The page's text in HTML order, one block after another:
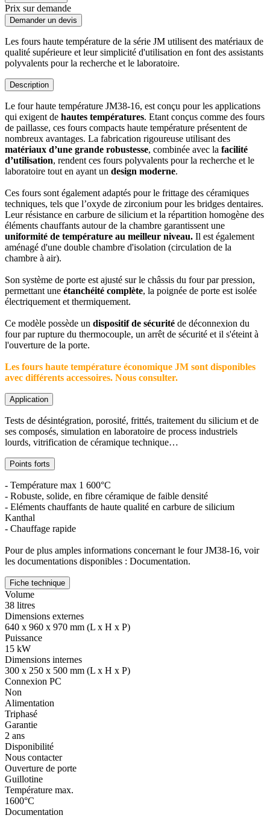
Prix sur demande
Demander un devis
Les fours haute température de la série JM utilisent des matériaux de
qualité supérieure et leur simplicité d'utilisation en font des assistants
polyvalents pour la recherche et le laboratoire.
Description
Le four haute température JM38-16, est conçu pour les applications
qui exigent de hautes températures. Etant conçus comme des fours
de paillasse, ces fours compacts haute température présentent de
nombreux avantages. La fabrication rigoureuse utilisant des
matériaux d’une grande robustesse, combinée avec la facilité
d’utilisation, rendent ces fours polyvalents pour la recherche et le
laboratoire tout en ayant un design moderne.
Ces fours sont également adaptés pour le frittage des céramiques
techniques, tels que l’oxyde de zirconium pour les bridges dentaires.
Leur résistance en carbure de silicium et la répartition homogène des
éléments chauffants autour de la chambre garantissent une
uniformité de température au meilleur niveau. Il est également
aménagé d'une double chambre d'isolation (circulation de la
chambre à air).
Son système de porte est ajusté sur le châssis du four par pression,
permettant une étanchéité complète, la poignée de porte est isolée
électriquement et thermiquement.
Ce modèle possède un dispositif de sécurité de déconnexion du
four par rupture du thermocouple, un arrêt de sécurité et il s'éteint à
l'ouverture de la porte.
Les fours haute température économique JM sont disponibles
avec différents accessoires. Nous consulter.
Application
Tests de désintégration, porosité, frittés, traitement du silicium et de
ses composés, simulation en laboratoire de process industriels
lourds, vitrification de céramique technique…
Points forts
- Température max 1 600°C
- Robuste, solide, en fibre céramique de faible densité
- Eléments chauffants de haute qualité en carbure de silicium
Kanthal
- Chauffage rapide
Pour de plus amples informations concernant le four JM38-16, voir
les documentations disponibles : Documentation.
Fiche technique
Volume
38 litres
Dimensions externes
640 x 960 x 970 mm (L x H x P)
Puissance
15 kW
Dimensions internes
300 x 250 x 500 mm (L x H x P)
Connexion PC
Non
Alimentation
Triphasé
Garantie
2 ans
Disponibilité
Nous contacter
Ouverture de porte
Guillotine
Température max.
1600°C
Documentation